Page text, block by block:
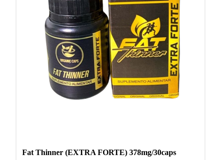
Fat Thinner (EXTRA FORTE) 378mg/30caps